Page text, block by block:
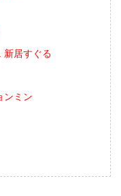
新居すぐる
ンミン